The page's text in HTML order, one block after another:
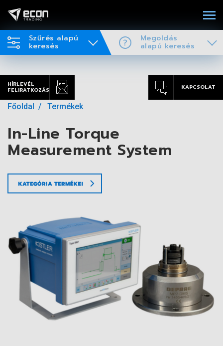
Szűrés alapú
keresés
Megoldás
alapú keresés
HÍRLEVÉL
FELIRATKOZÁS
KAPCSOLAT
Főoldal Termékek
In-Line Torque
Measurement System